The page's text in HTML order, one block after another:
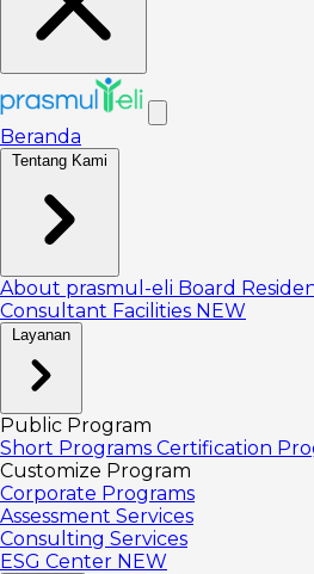
Beranda
Tentang Kami
About prasmul-eli Board
Consultant Facilities NEW
Layanan
Public Program
Short Programs Certification
Customize Program
Corporate Programs
Assessment Services
Consulting Services
ESG Center NEW